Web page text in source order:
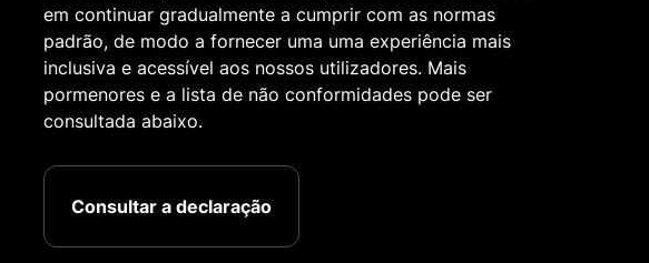
em continuar gradualmente a cumprir com as normas
padrão, de modo a fornecer uma uma experiência mais
inclusiva e acessível aos nossos utilizadores. Mais
pormenores e a lista de não conformidades pode ser
consultada abaixo.
Consultar a declaração